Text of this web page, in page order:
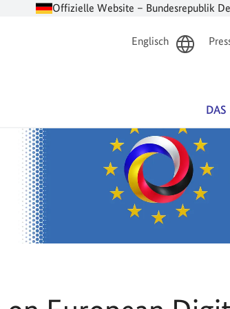
Offizielle Website – Bundesrepublik
Englisch